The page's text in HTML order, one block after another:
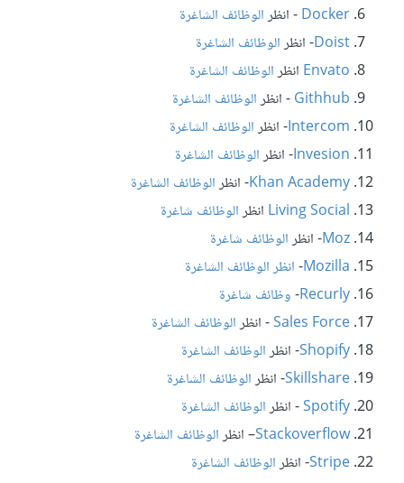
Docker- انظرالوظائف الشاغرة
Doist- انظرالوظائف الشاغرة
Envato انظرالوظائف الشاغرة
Githhub- انظرالوظائف الشاغرة
Intercom- انظرالوظائف الشاغرة
Invesion- انظرالوظائف الشاغرة
Khan Academy- انظرالوظائف الشاغرة
Living Social انظرالوظائف شاغرة
Moz- انظرالوظائف شاغرة
Mozilla
-انظر الوظائف الشاغرة
Recurly
-وظائف شاغرة
Sales Force- انظرالوظائف الشاغرة
Shopify- انظرالوظائف الشاغرة
Skillshare- انظرالوظائف الشاغرة
Spotify- انظرالوظائف الشاغرة
Stackoverflow– انظرالوظائف الشاغرة
Stripe- انظرالوظائف الشاغرة